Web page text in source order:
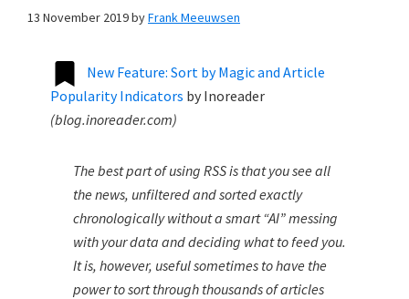
13 November 2019byFrank Meeuwsen
New Feature: Sort by Magic and Article
Popularity Indicators by Inoreader
(blog.inoreader.com)
The best part of using RSS is that you see all
the news, unfiltered and sorted exactly
chronologically without a smart “AI” messing
with your data and deciding what to feed you.
It is, however, useful sometimes to have the
power to sort through thousands of articles